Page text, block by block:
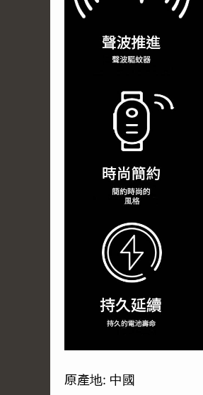
原產地: 中國